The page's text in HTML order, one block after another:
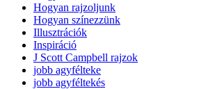
Hogyan rajzoljunk
Hogyan színezzünk
Illusztrációk
Inspiráció
J Scott Campbell rajzok
jobb agyfélteke
jobb agyféltekés